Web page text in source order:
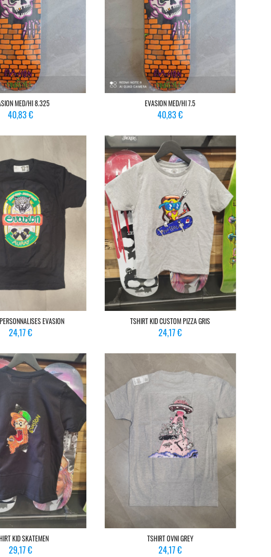
MED/HI 8.325
Prix
40,83 €
EVASION MED/HI 7.5
Prix
40,83 €
EVASION
Prix
24,17 €
TSHIRT KID CUSTOM PIZZA GRIS
Prix
24,17 €
KID SKATEMEN
Prix
29,17 €
TSHIRT OVNI GREY
Prix
24,17 €